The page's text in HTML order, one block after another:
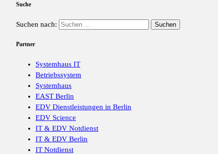
Suche
Suchen nach:
Partner
Systemhaus IT
Betriebssystem
Systemhaus
EAST Berlin
EDV Dienstleistungen in Berlin
EDV Science
IT & EDV Notdienst
IT & EDV Berlin
IT Notdienst